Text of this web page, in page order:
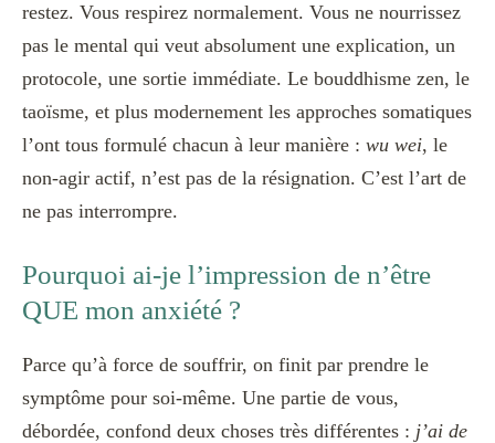
restez. Vous respirez normalement. Vous ne nourrissez
pas le mental qui veut absolument une explication, un
protocole, une sortie immédiate. Le bouddhisme zen, le
taoïsme, et plus modernement les approches somatiques
l’ont tous formulé chacun à leur manière : wu wei, le
non-agir actif, n’est pas de la résignation. C’est l’art de
ne pas interrompre.
Pourquoi ai-je l’impression de n’être
QUE mon anxiété ?
Parce qu’à force de souffrir, on finit par prendre le
symptôme pour soi-même. Une partie de vous,
débordée, confond deux choses très différentes : j’ai de